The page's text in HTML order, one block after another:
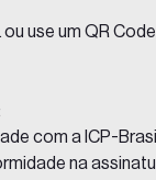
use um QR
com a ICP-
na